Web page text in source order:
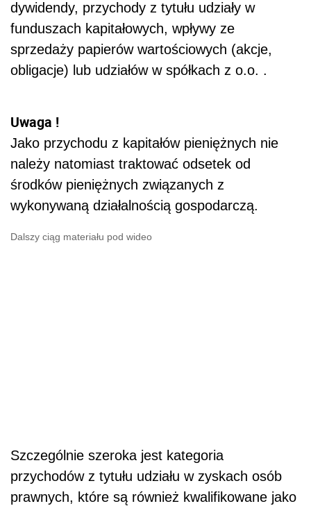
dywidendy, przychody z tytułu udziały w
funduszach kapitałowych, wpływy ze
sprzedaży papierów wartościowych (akcje,
obligacje) lub udziałów w spółkach z o.o. .
Uwaga !
Jako przychodu z kapitałów pieniężnych nie
należy natomiast traktować odsetek od
środków pieniężnych związanych z
wykonywaną działalnością gospodarczą.
Dalszy ciąg materiału pod wideo
Szczególnie szeroka jest kategoria
przychodów z tytułu udziału w zyskach osób
prawnych, które są również kwalifikowane jako